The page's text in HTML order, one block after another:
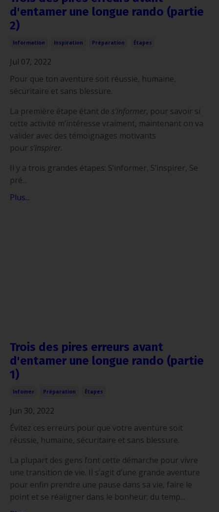
d'entamer une longue rando (partie
2)
Information Inspiration Préparation Étapes
Jul 07, 2022
Pour que ton aventure soit réussie, humaine,
sécuritaire et sans blessure.
La première étape étant de s’informer, pour savoir si
cette activité m’intéresse vraiment, maintenant on va
valider avec des témoignages motivants
pour s’inspirer.
Il y a trois grandes étapes: S’informer, S’inspirer, Se
pré...
Plus...
Trois des pires erreurs avant
d'entamer une longue rando (partie
1)
Infomer Préparation Étapes
Jun 30, 2022
Évitez ces erreurs pour que votre aventure soit
réussie, humaine, sécuritaire et sans blessure.
La plupart des gens font cette démarche pour vivre
une transition de vie. Il s’agit d’une grande aventure
pour enfin prendre une pause dans sa vie, faire le
point et se réaligner dans le bonheur; du temp...